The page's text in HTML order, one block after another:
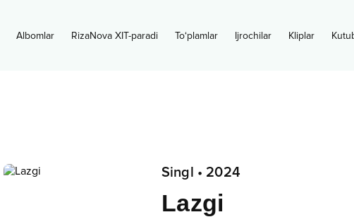
Albomlar RizaNova XIT-paradi To‘plamlar Ijrochilar Kliplar
Singl • 2024
Lazgi